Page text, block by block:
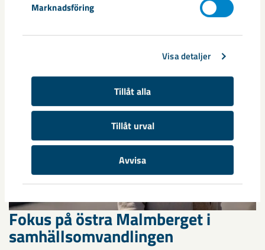
Marknadsföring
Visa detaljer
Tillåt alla
Tillåt urval
Avvisa
Nu syns det hur LKAB:s nya sovringsverk successivt tar form.
1950-talet och ...
Fokus på östra Malmberget i
samhällsomvandlingen